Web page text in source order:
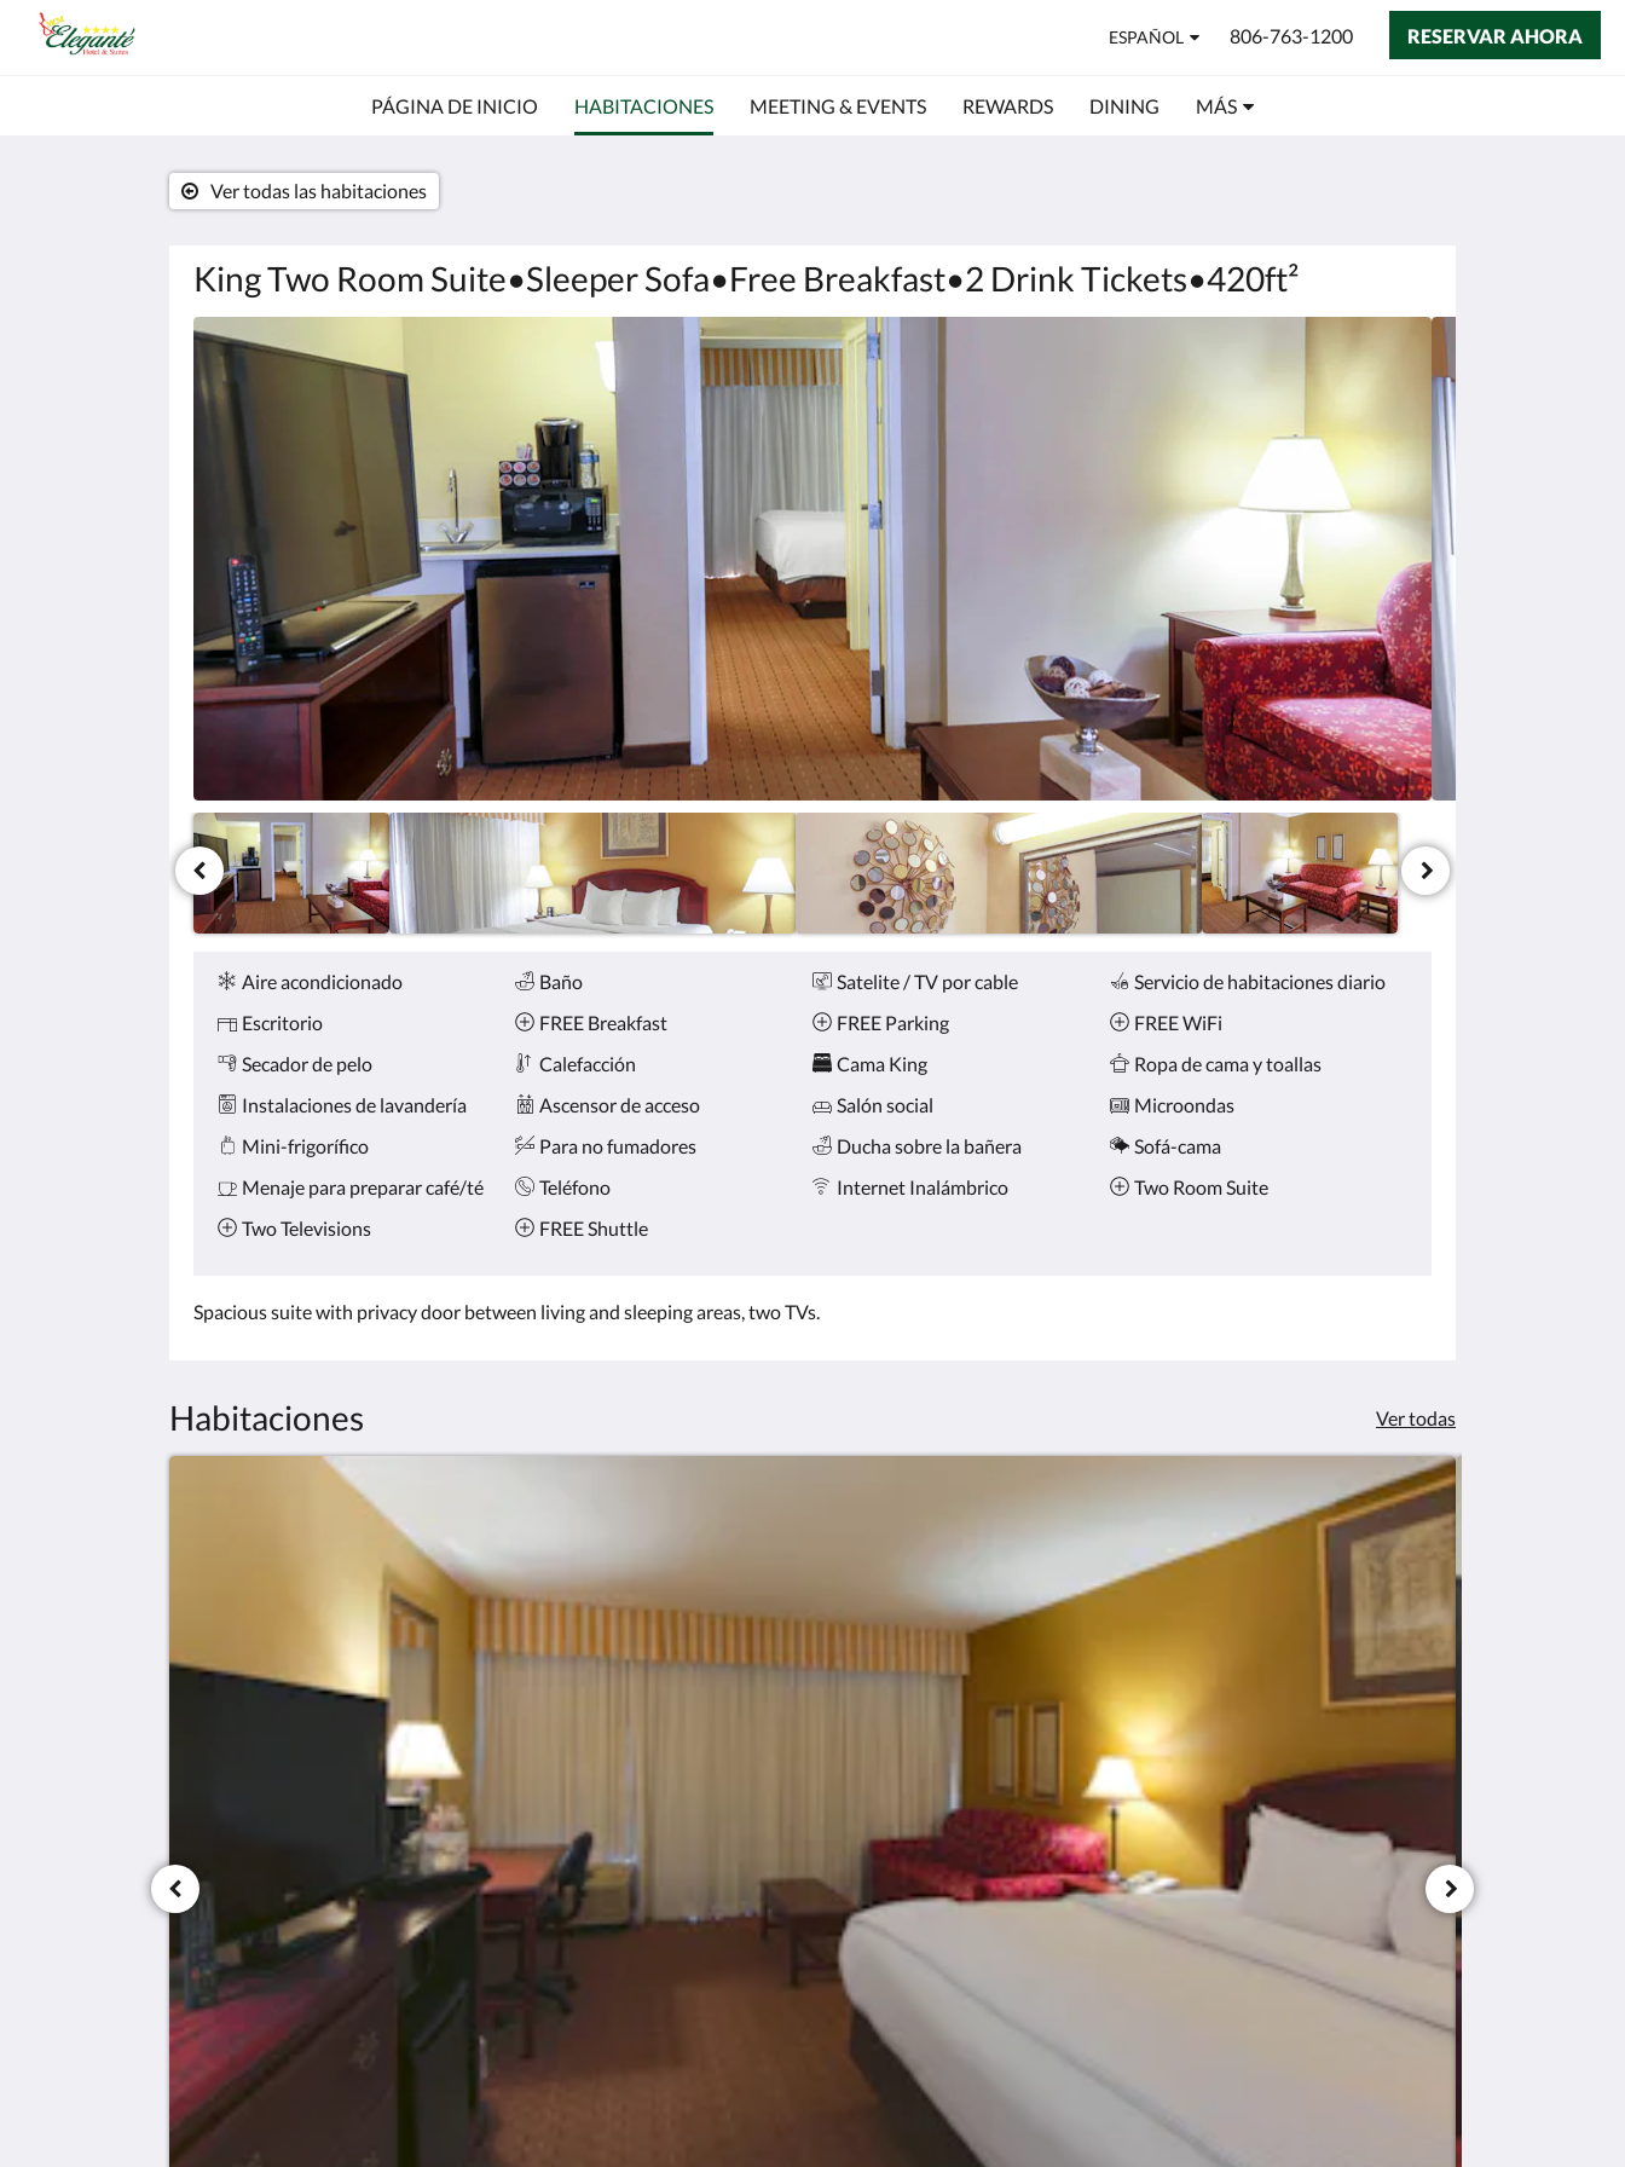
ESPAÑOL 806-763-1200 RESERVAR AHORA
PÁGINA DE INICIO HABITACIONES MEETING & EVENTS REWARDS DINING MÁS
King Two Room Suite•Sleeper Sofa•Free Breakfast•2 Drink Tickets•420ft²
Ver todas las habitaciones
A
continuación
se
muestra
haga
botones
siguiente
y
anterior.
Comodidades
Aire acondicionado Baño Satelite / TV por cable
Servicio de habitaciones diario
Escritorio
FREE Breakfast FREE Parking
FREE WiFi
Secador de pelo
Calefacción Cama King
Ropa de cama y toallas
Instalaciones de lavandería
Ascensor de acceso Salón social
Microondas
Mini-frigorífico
Para no fumadores Ducha sobre la bañera
Sofá-cama
Menaje para preparar café/té
Teléfono Internet Inalámbrico
Two Room Suite
Two Televisions
FREE Shuttle
Spacious suite with privacy door between living and sleeping areas, two TVs.
Habitaciones Ver todas